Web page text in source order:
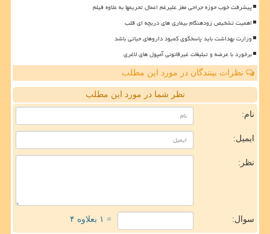
پیشرفت خوب حوزه جراحی مغز علیرغم اعمال تحریمها به علاوه فیلم
اهمیت تشخیص زودهنگام بیماری های دریچه ای قلب
وزارت بهداشت باید پاسخگوی کمبود داروهای حیاتی باشد
برخورد با عرضه و تبلیغات غیرقانونی آمپول های لاغری
نظرات بینندگان در مورد این مطلب
نظر شما در مورد این مطلب
نام:
ایمیل:
نظر:
سوال: = ۱ بعلاوه ۴